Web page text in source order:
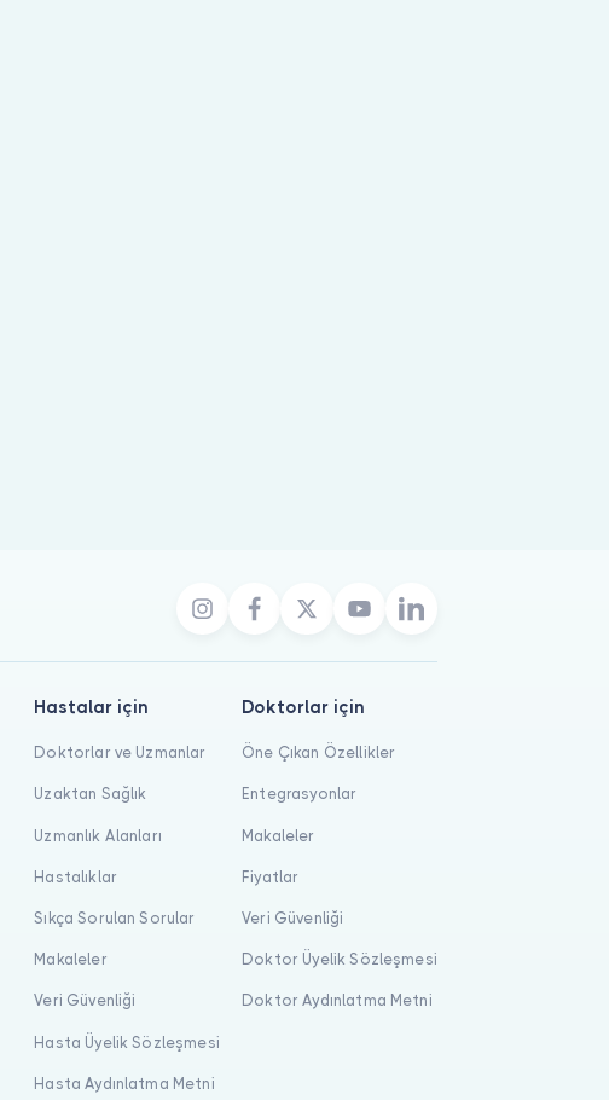
Hastalar için
Doktorlar ve Uzmanlar
Uzaktan Sağlık
Uzmanlık Alanları
Hastalıklar
Sıkça Sorulan Sorular
Makaleler
Veri Güvenliği
Hasta Üyelik Sözleşmesi
Hasta Aydınlatma Metni
Doktorlar için
Öne Çıkan Özellikler
Entegrasyonlar
Makaleler
Fiyatlar
Veri Güvenliği
Doktor Üyelik Sözleşmesi
Doktor Aydınlatma Metni